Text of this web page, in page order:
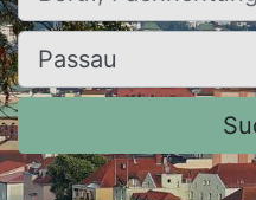
Ort, Stadt